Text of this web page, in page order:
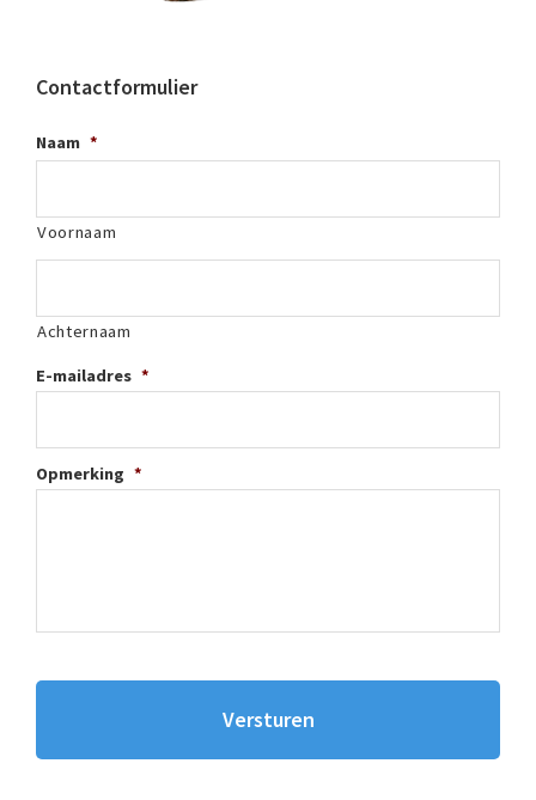
Contactformulier
Naam *
Voornaam
Achternaam
E-mailadres *
Opmerking *